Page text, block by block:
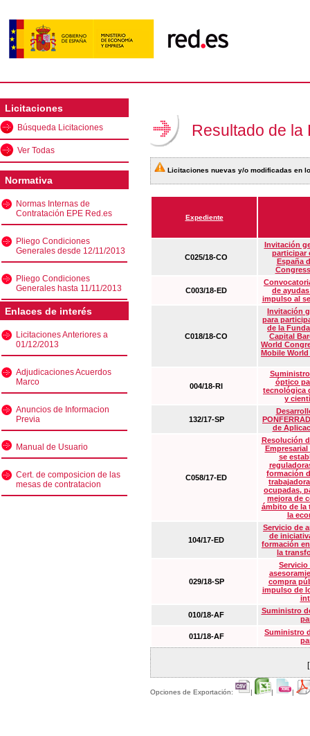
Licitaciones
Búsqueda Licitaciones
Ver Todas
Normativa
Normas Internas de
Contratación EPE Red.es
Pliego Condiciones
Generales desde 12/11/2013
Pliego Condiciones
Generales hasta 11/11/2013
Enlaces de interés
Licitaciones Anteriores a
01/12/2013
Adjudicaciones Acuerdos
Marco
Anuncios de Informacion
Previa
Manual de Usuario
Cert. de composicion de las
mesas de contratacion
Resultado de la
Licitaciones nuevas y/o modificadas en
Expediente
C025/18-CO
Invitación
participar
España
C003/18-ED
de
impulso al
C018/18-CO
Invitación
para
de la
Capital
World
Mobile
004/18-RI
óptico
tecnológica
y
132/17-SP
de
C058/17-ED
Resolución
Empresarial
se
formación
ocupadas,
mejora de
ámbito de la
la
104/17-ED
Servicio de
de
formación
la
029/18-SP
Servicio
compra
impulso de
010/18-AF
Suministro
011/18-AF
Suministro
Opciones de Exportación: | | |